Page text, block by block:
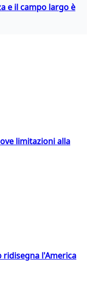
e il campo largo è
limitazioni alla
ridisegna l'America